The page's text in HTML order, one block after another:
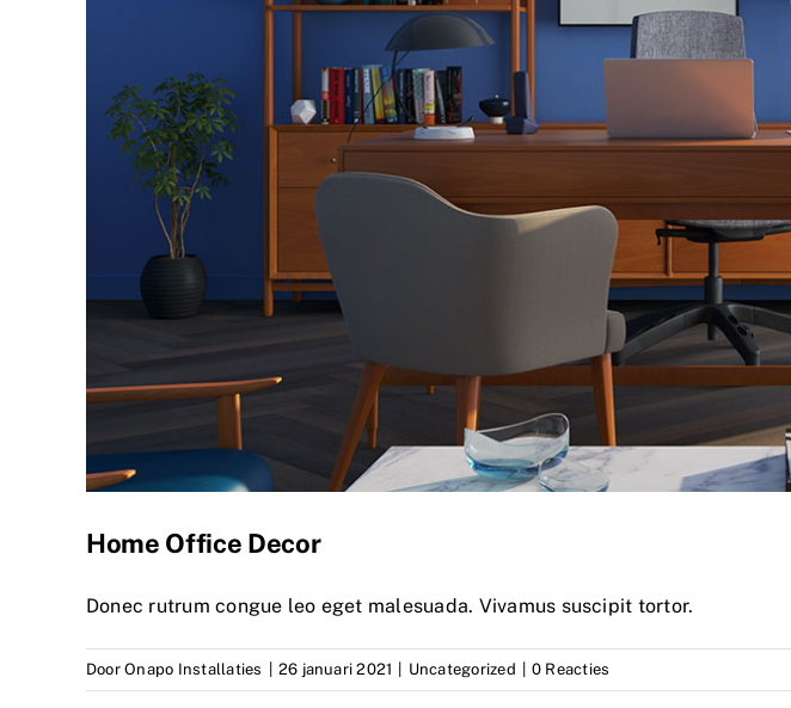
Home Office Decor
Donec rutrum congue leo eget malesuada. Vivamus suscipit tortor.
DoorOnapo Installaties 26 januari 2021 Uncategorized 0 Reacties